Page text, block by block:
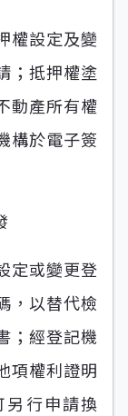
設定及變
；抵押權塗
動產所有權
構於電子簽
或變更登
，以替代檢
；經登記機
項權利證明
另行申請換